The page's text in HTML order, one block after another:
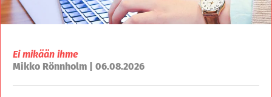
Ei mikään ihme
Mikko Rönnholm | 06.08.2026